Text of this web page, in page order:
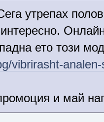
утрепах
ето този
vibrirasht-
и май